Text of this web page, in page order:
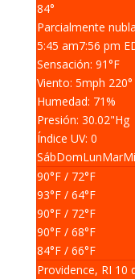
84°
Parcialmente
5:45 am7:56 pm
Sensación: 91°F
Viento: 5mph 220°
Humedad: 71%
Presión: 30.02"Hg
Índice UV: 0
SábDomLunMar
90°F/ 72°F
93°F/ 64°F
90°F/ 72°F
90°F/ 68°F
84°F/ 66°F
Providence, RI 10